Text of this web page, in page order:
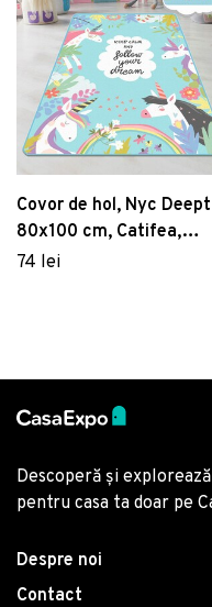
Covor de hol, Nyc
80x100 cm, Catifea,
Multicolor
74 lei
Descoperă și
pentru casa ta doar pe
Despre noi
Contact